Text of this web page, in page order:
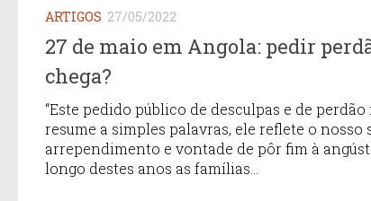
ARTIGOS 27/05/2022
27 de maio em Angola: pedir
chega?
“Este pedido público de desculpas e de perdão
resume a simples palavras, ele reflete o nosso
arrependimento e vontade de pôr fim à
longo destes anos as famílias...